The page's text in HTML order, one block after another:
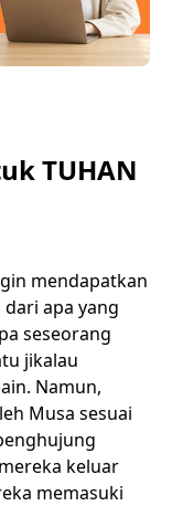
TUHAN
mendapatkan
apa yang
seseorang
jikalau
Namun,
Musa sesuai
keluar
memasuki